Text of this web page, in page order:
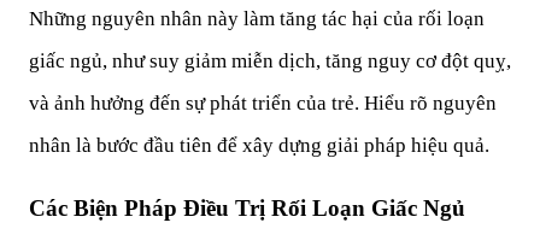
Những nguyên nhân này làm tăng tác hại của rối loạn
giấc ngủ, như suy giảm miễn dịch, tăng nguy cơ đột quỵ,
và ảnh hưởng đến sự phát triển của trẻ. Hiểu rõ nguyên
nhân là bước đầu tiên để xây dựng giải pháp hiệu quả.
Các Biện Pháp Điều Trị Rối Loạn Giấc Ngủ